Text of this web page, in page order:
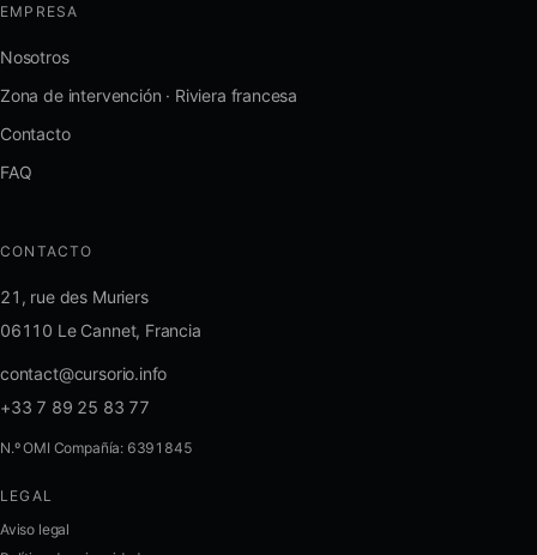
EMPRESA
Nosotros
Zona de intervención · Riviera francesa
Contacto
FAQ
CONTACTO
21, rue des Muriers
06110 Le Cannet, Francia
contact@cursorio.info
+33 7 89 25 83 77
N.º OMI Compañía: 6391845
LEGAL
Aviso legal